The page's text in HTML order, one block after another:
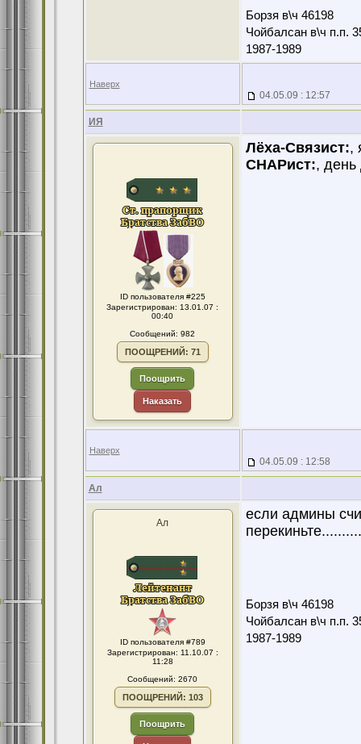
Борзя в\ч 46198
Чойбалсан в\ч п.п.
1987-1989
Наверх
04.05.09 : 12:57
ИЯ
ID пользователя #225
Зарегистрирован: 13.01.07 :
00:40
Сообщений: 982
ПООЩРЕНИЙ: 71
Поощрить
Наказать
Лёха-Связист:,
СНАРист:,
Наверх
04.05.09 : 12:58
Ал
Ал
ID пользователя #789
Зарегистрирован: 11.10.07 :
11:28
Сообщений: 2670
ПООЩРЕНИЙ: 103
Поощрить
если админы
Борзя в\ч 46198
Чойбалсан в\ч п.п.
1987-1989